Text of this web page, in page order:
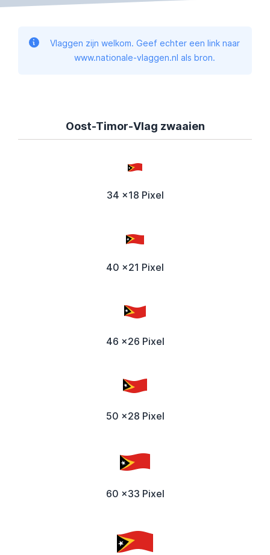
Vlaggen zijn welkom. Geef echter een link naar
www.nationale-vlaggen.nl als bron.
Oost-Timor-Vlag zwaaien
34 x18 Pixel
40 x21 Pixel
46 x26 Pixel
50 x28 Pixel
60 x33 Pixel